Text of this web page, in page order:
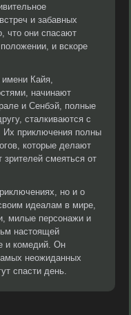
и забавных
что они спасают
и вскоре
Кайя,
начинают
и Сенбэй, полные
сталкиваются с
Их приключения полны
которые делают
смеяться от
но и о
идеалам в мире,
милые персонажи и
настоящей
и комедий. Он
неожиданных
спасти день.